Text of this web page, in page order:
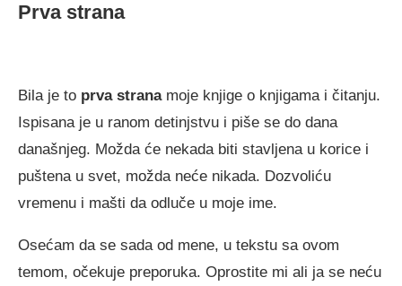
Prva strana
Bila je to prva stranamoje knjige o knjigama i čitanju.
Ispisana je u ranom detinjstvu i piše se do dana
današnjeg. Možda će nekada biti stavljena u korice i
puštena u svet, možda neće nikada. Dozvoliću
vremenu i mašti da odluče u moje ime.
Osećam da se sada od mene, u tekstu sa ovom
temom, očekuje preporuka. Oprostite mi ali ja se neću